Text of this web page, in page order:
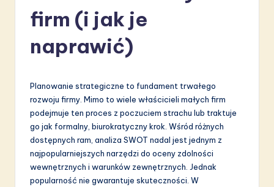
firm (i jak je
naprawić)
Planowanie strategiczne to fundament trwałego
rozwoju firmy. Mimo to wiele właścicieli małych firm
podejmuje ten proces z poczuciem strachu lub traktuje
go jak formalny, biurokratyczny krok. Wśród różnych
dostępnych ram, analiza SWOT nadal jest jednym z
najpopularniejszych narzędzi do oceny zdolności
wewnętrznych i warunków zewnętrznych. Jednak
popularność nie gwarantuje skuteczności. W